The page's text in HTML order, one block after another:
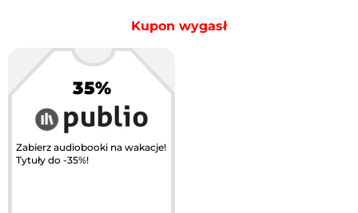
Kupon wygasł
35%
Zabierz audiobooki na wakacje!
Tytuły do -35%!